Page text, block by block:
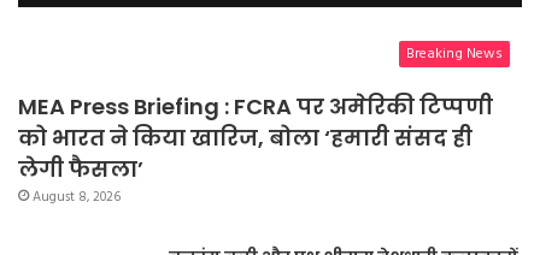
Breaking News
MEA Press Briefing : FCRA पर अमेरिकी टिप्पणी
को भारत ने किया खारिज, बोला ‘हमारी संसद ही
लेगी फैसला’
August 8, 2026